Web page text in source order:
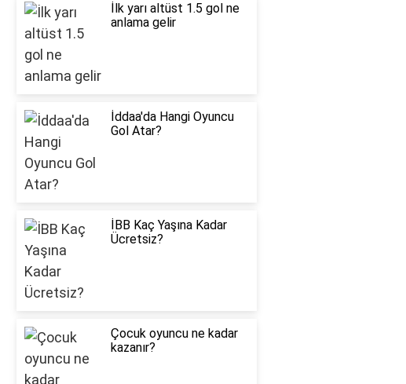
İlk yarı altüst 1.5 gol ne
anlama gelir
İddaa'da Hangi Oyuncu
Gol Atar?
İBB Kaç Yaşına Kadar
Ücretsiz?
Çocuk oyuncu ne kadar
kazanır?